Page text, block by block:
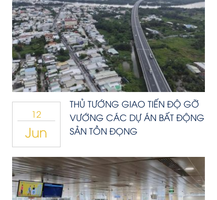
12
Jun
THỦ TƯỚNG GIAO TIẾN ĐỘ GỠ
VƯỚNG CÁC DỰ ÁN BẤT ĐỘNG
SẢN TỒN ĐỌNG